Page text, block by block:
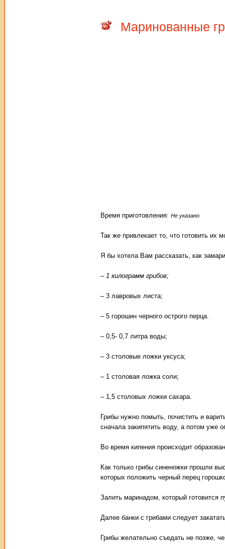
Маринованные
Время приготовления: Не указано
Так же привлекает то, что готовить их
Я бы хотела Вам рассказать, как
– 1 килограмм грибов;
– 3 лавровых листа;
– 5 горошин черного острого перца.
– 0,5- 0,7 литра воды;
– 3 столовые ложки уксуса;
– 1 столовая ложка соли;
– 1,5 столовых ложки сахара.
Грибы нужно помыть, почистить и
сначала закипятить воду, а потом уже
Во время кипения происходит
Как только грибы синеножки прошли
которых положить черный перец
Залить маринадом, который готовится
Далее банки с грибами следует
Грибы желательно съедать не позже,